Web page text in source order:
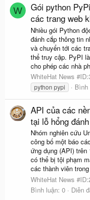
W
Gói python
các trang web
Nhiều gói Python
đánh cắp thông tin
và chuyển tới các
thể truy cập. PyPI
cho phép các nhà
WhiteHat News
python pypi Bình
API của các
tại lỗ hổng
Nhóm nghiên cứu
công bố một báo
ứng dụng (API) trên
có thể bị tội phạm
các thành viên
WhiteHat News
Bình luận: 0 Diễn